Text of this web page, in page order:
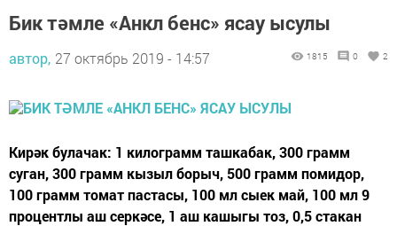
Бик тәмле «Анкл бенс» ясау ысулы
автор, 27 октябрь 2019 - 14:57 1815 0 2
Кирәк булачак: 1 килограмм ташкабак, 300 грамм
суган, 300 грамм кызыл борыч, 500 грамм помидор,
100 грамм томат пастасы, 100 мл сыек май, 100 мл 9
процентлы аш серкәсе, 1 аш кашыгы тоз, 0,5 стакан